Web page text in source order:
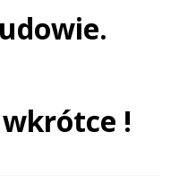
!